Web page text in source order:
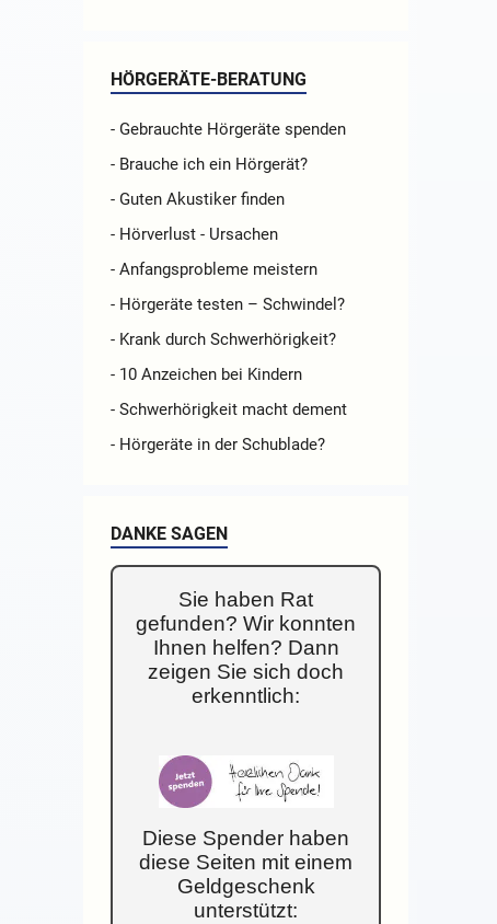
HÖRGERÄTE-BERATUNG
- Gebrauchte Hörgeräte spenden
- Brauche ich ein Hörgerät?
- Guten Akustiker finden
- Hörverlust - Ursachen
- Anfangsprobleme meistern
- Hörgeräte testen – Schwindel?
- Krank durch Schwerhörigkeit?
- 10 Anzeichen bei Kindern
- Schwerhörigkeit macht dement
- Hörgeräte in der Schublade?
DANKE SAGEN
Sie haben Rat
gefunden? Wir konnten
Ihnen helfen? Dann
zeigen Sie sich doch
erkenntlich:
Diese Spender haben
diese Seiten mit einem
Geldgeschenk
unterstützt: